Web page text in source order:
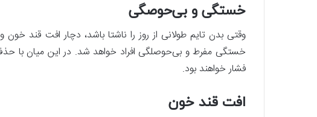
خستگی و بی‌حوصگی
وقتی بدن تایم طولانی از روز را ناشتا باشد، دچار افت قند
خستگی مفرط و بی‌حوصلگی افراد خواهد شد. در این میان
‌فشار خواهند بود.
افت قند خون